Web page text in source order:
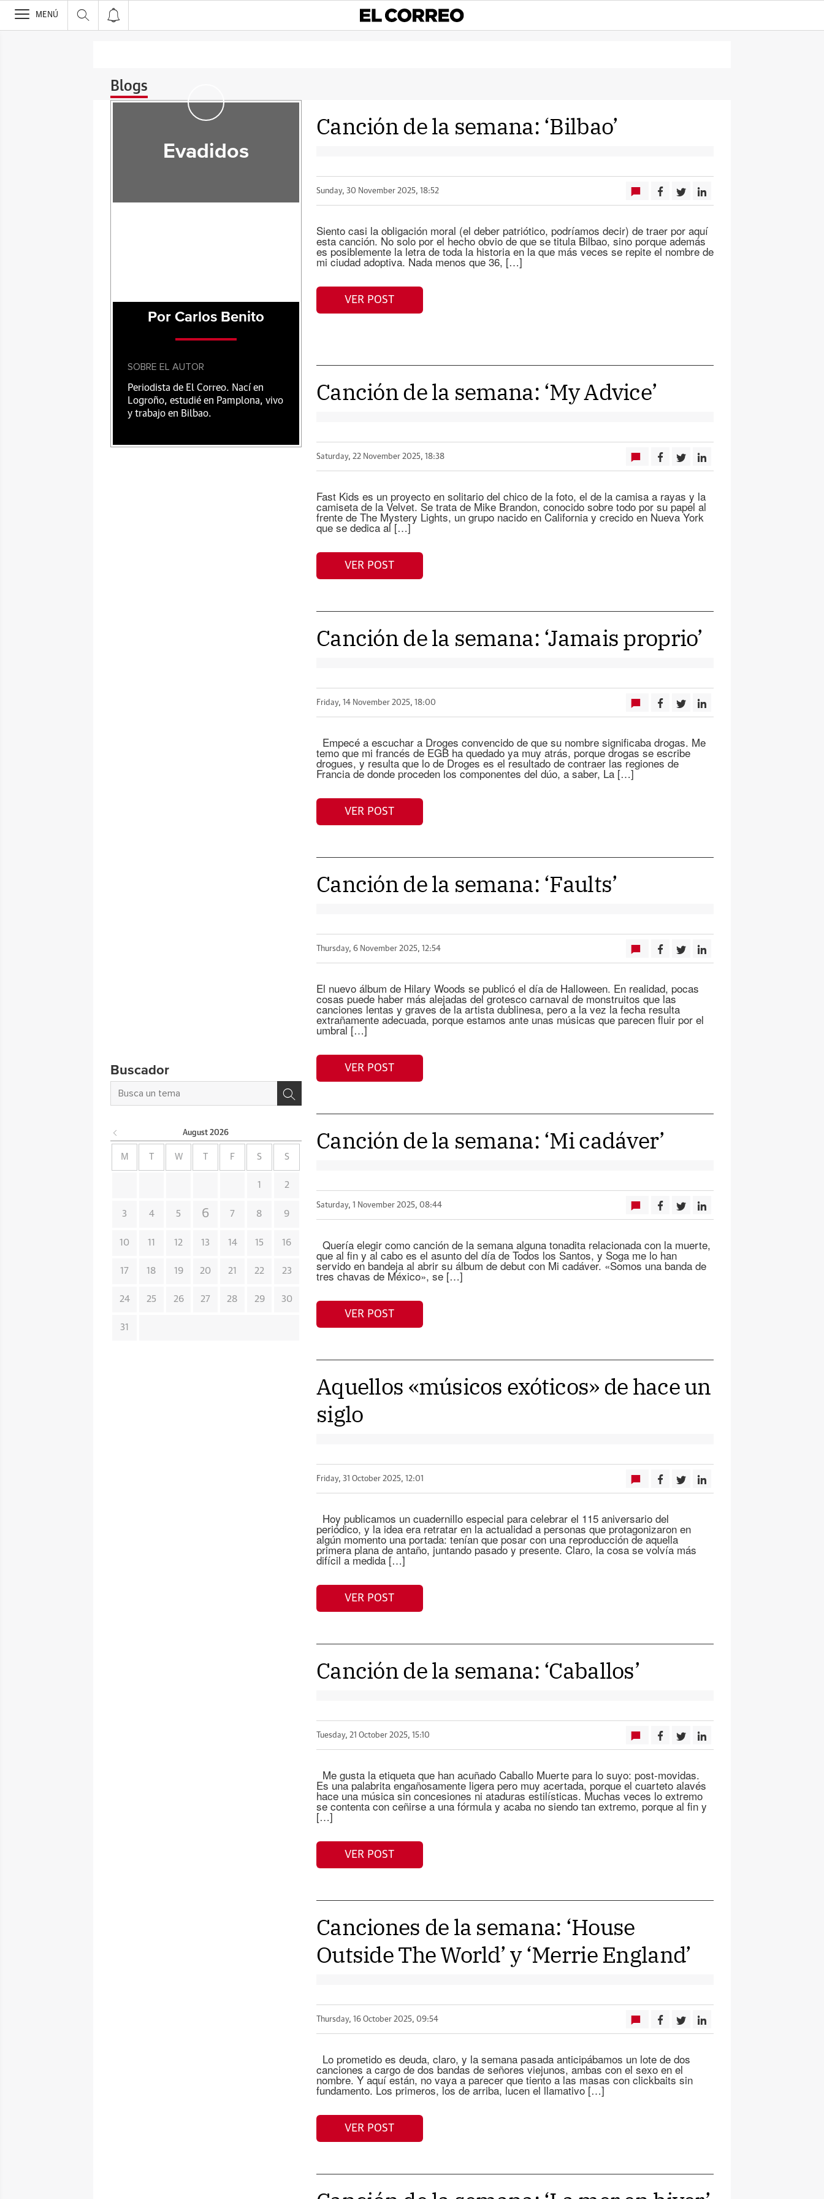
>
MENÚ
Blogs
Canción de la semana: ‘Bilbao’
Sunday, 30 November 2025, 18:52
Siento casi la obligación moral (el deber patriótico, podríamos decir) de traer por aquí
esta canción. No solo por el hecho obvio de que se titula Bilbao, sino porque además
es posiblemente la letra de toda la historia en la que más veces se repite el nombre de
mi ciudad adoptiva. Nada menos que 36, […]
VER POST
Canción de la semana: ‘My Advice’
Saturday, 22 November 2025, 18:38
Fast Kids es un proyecto en solitario del chico de la foto, el de la camisa a rayas y la
camiseta de la Velvet. Se trata de Mike Brandon, conocido sobre todo por su papel al
frente de The Mystery Lights, un grupo nacido en California y crecido en Nueva York
que se dedica al […]
VER POST
Canción de la semana: ‘Jamais proprio’
Friday, 14 November 2025, 18:00
Empecé a escuchar a Droges convencido de que su nombre significaba drogas. Me
temo que mi francés de EGB ha quedado ya muy atrás, porque drogas se escribe
drogues, y resulta que lo de Droges es el resultado de contraer las regiones de
Francia de donde proceden los componentes del dúo, a saber, La […]
VER POST
Canción de la semana: ‘Faults’
Thursday, 6 November 2025, 12:54
El nuevo álbum de Hilary Woods se publicó el día de Halloween. En realidad, pocas
cosas puede haber más alejadas del grotesco carnaval de monstruitos que las
canciones lentas y graves de la artista dublinesa, pero a la vez la fecha resulta
extrañamente adecuada, porque estamos ante unas músicas que parecen fluir por el
umbral […]
VER POST
Canción de la semana: ‘Mi cadáver’
Saturday, 1 November 2025, 08:44
Quería elegir como canción de la semana alguna tonadita relacionada con la muerte,
que al fin y al cabo es el asunto del día de Todos los Santos, y Soga me lo han
servido en bandeja al abrir su álbum de debut con Mi cadáver. «Somos una banda de
tres chavas de México», se […]
VER POST
Aquellos «músicos exóticos» de hace un
siglo
Friday, 31 October 2025, 12:01
Hoy publicamos un cuadernillo especial para celebrar el 115 aniversario del
periódico, y la idea era retratar en la actualidad a personas que protagonizaron en
algún momento una portada: tenían que posar con una reproducción de aquella
primera plana de antaño, juntando pasado y presente. Claro, la cosa se volvía más
difícil a medida […]
VER POST
Canción de la semana: ‘Caballos’
Tuesday, 21 October 2025, 15:10
Me gusta la etiqueta que han acuñado Caballo Muerte para lo suyo: post-movidas.
Es una palabrita engañosamente ligera pero muy acertada, porque el cuarteto alavés
hace una música sin concesiones ni ataduras estilísticas. Muchas veces lo extremo
se contenta con ceñirse a una fórmula y acaba no siendo tan extremo, porque al fin y
[…]
VER POST
Canciones de la semana: ‘House
Outside The World’ y ‘Merrie England’
Thursday, 16 October 2025, 09:54
Lo prometido es deuda, claro, y la semana pasada anticipábamos un lote de dos
canciones a cargo de dos bandas de señores viejunos, ambas con el sexo en el
nombre. Y aquí están, no vaya a parecer que tiento a las masas con clickbaits sin
fundamento. Los primeros, los de arriba, lucen el llamativo […]
VER POST
Evadidos
Por Carlos Benito
SOBRE EL AUTOR
Periodista de El Correo. Nací en
Logroño, estudié en Pamplona, vivo
y trabajo en Bilbao.
Buscador
August 2026
M W F S S
1 2
3 4 5 6 7 8 9
10 11 12 13 14 15 16
17 18 19 20 21 22 23
24 25 26 27 28 29 30
31